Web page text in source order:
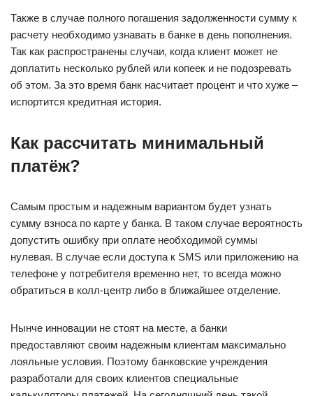
Также в случае полного погашения задолженности сумму к
расчету необходимо узнавать в банке в день пополнения.
Так как распространены случаи, когда клиент может не
доплатить несколько рублей или копеек и не подозревать
об этом. За это время банк насчитает процент и что хуже –
испортится кредитная история.
Как рассчитать минимальный
платёж?
Самым простым и надежным вариантом будет узнать
сумму взноса по карте у банка. В таком случае вероятность
допустить ошибку при оплате необходимой суммы
нулевая. В случае если доступа к SMS или приложению на
телефоне у потребителя временно нет, то всегда можно
обратиться в колл-центр либо в ближайшее отделение.
Нынче инновации не стоят на месте, а банки
предоставляют своим надежным клиентам максимально
лояльные условия. Поэтому банковские учреждения
разработали для своих клиентов специальные